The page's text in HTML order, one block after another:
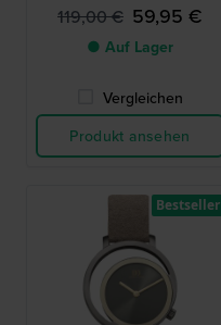
119,00 € 59,95 €
● Auf Lager
Vergleichen
Produkt ansehen
Bestseller